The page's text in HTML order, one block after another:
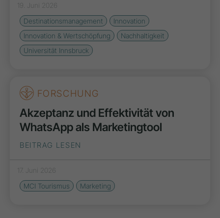
19. Juni 2026
Destinationsmanagement
Innovation
Innovation & Wertschöpfung
Nachhaltigkeit
Universität Innsbruck
FORSCHUNG
Akzeptanz und Effektivität von
WhatsApp als Marketingtool
BEITRAG LESEN
17. Juni 2026
MCI Tourismus
Marketing